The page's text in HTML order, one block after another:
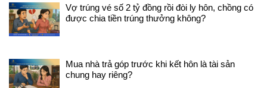
Vợ trúng vé số 2 tỷ đồng rồi đòi ly hôn, chồng có
được chia tiền trúng thưởng không?
Mua nhà trả góp trước khi kết hôn là tài sản
chung hay riêng?